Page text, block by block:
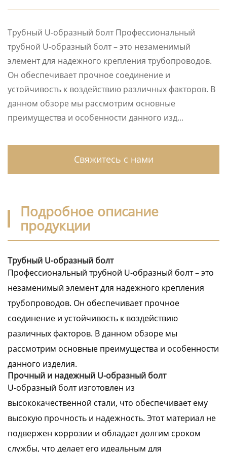
Трубный U-образный болт Профессиональный
трубной U-образный болт – это незаменимый
элемент для надежного крепления трубопроводов.
Он обеспечивает прочное соединение и
устойчивость к воздействию различных факторов. В
данном обзоре мы рассмотрим основные
преимущества и особенности данного изд...
Свяжитесь с нами
Подробное описание
продукции
Трубный U-образный болт
Профессиональный трубной U-образный болт – это
незаменимый элемент для надежного крепления
трубопроводов. Он обеспечивает прочное
соединение и устойчивость к воздействию
различных факторов. В данном обзоре мы
рассмотрим основные преимущества и особенности
данного изделия.
Прочный и надежный U-образный болт
U-образный болт изготовлен из
высококачественной стали, что обеспечивает ему
высокую прочность и надежность. Этот материал не
подвержен коррозии и обладает долгим сроком
службы, что делает его идеальным для